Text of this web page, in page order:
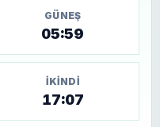
GÜNEŞ
05:59
İKINDI
17:07